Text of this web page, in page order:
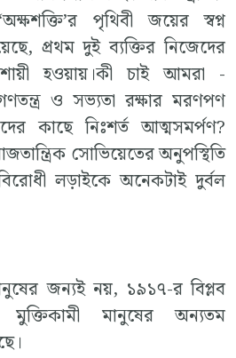
পৃথিবী জয়ের স্বপ্ন
প্রথম দুই ব্যক্তির নিজেদের
হওয়ায়।কী চাই আমরা -
ও সভ্যতা রক্ষার মরণপণ
কাছে নিঃশর্ত আত্মসমর্পণ?
সোভিয়েতের অনুপস্থিতি
লড়াইকে অনেকটাই দুর্বল
জন্যই নয়, ১৯১৭-র বিপ্লব
মুক্তিকামী মানুষের অন্যতম